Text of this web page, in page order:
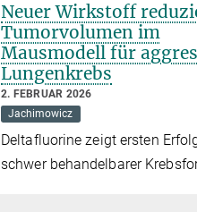
Neuer Wirkstoff
Tumorvolumen im
Mausmodell für
Lungenkrebs
2. FEBRUAR 2026
Jachimowicz
Deltafluorine zeigt ersten
schwer behandelbarer